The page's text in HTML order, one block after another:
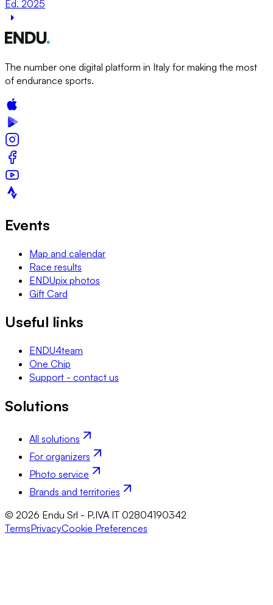
Ed. 2025
The number one digital platform in Italy for making the most
of endurance sports.
Events
Map and calendar
Race results
ENDUpix photos
Gift Card
Useful links
ENDU4team
One Chip
Support - contact us
Solutions
All solutions
For organizers
Photo service
Brands and territories
© 2026 Endu Srl - P.IVA IT 02804190342
TermsPrivacyCookie Preferences